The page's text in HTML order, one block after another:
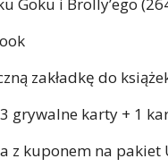
Goku i Brolly’ego
zakładkę do
grywalne karty + 1
z kuponem na